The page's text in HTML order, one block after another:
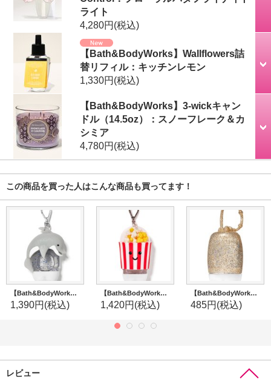
ライト
4,280円(税込)
【Bath&BodyWorks】Wallflowers詰
替リフィル：キッチンレモン
1,330円(税込)
【Bath&BodyWorks】3-wickキャン
ドル（14.5oz）：スノーフレーク＆カ
シミア
4,780円(税込)
この商品を買った人はこんな商品も買ってます！
【Bath&BodyWorks】ミニハンドジェルホルダー：ドルフィン
1,390円 (税込)
【Bath&BodyWorks】ミニハンドジェルホルダー：ポップコーン
1,420円 (税込)
【Bath&BodyWorks】ミニハンドジェルホルダー：ゴールドグリッター
485円 (税込)
レビュー